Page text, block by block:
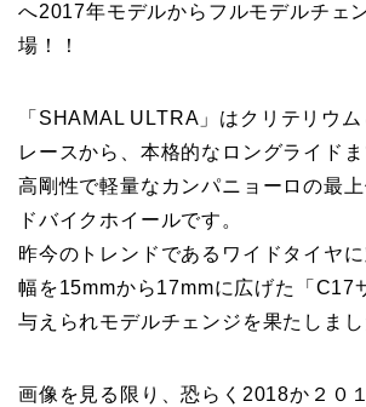
へ2017年モデルからフルモデルチェ
場！！
「SHAMAL ULTRA」はクリテリウ
レースから、本格的なロングライド
高剛性で軽量なカンパニョーロの最
ドバイクホイールです。
昨今のトレンドであるワイドタイヤ
幅を15mmから17mmに広げた「C17
与えられモデルチェンジを果たしまし
画像を見る限り、恐らく2018か２０